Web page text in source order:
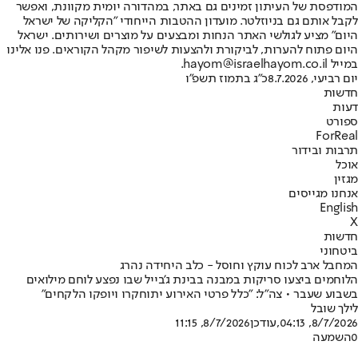
המודפסת של העיתון זמינים גם באתר, במהדורה יומית מקוונת, ואפשר
לקבל אותם גם בניוזלטר. מועדון ההטבות הייחודי "הקליקה של ישראל
היום" מציע לגולשי האתר הנחות ומבצעים על מוצרים ושירותים. ישראל
היום פתוח להערות, לביקורת ולהצעות לשיפור מקהל הקוראים. פנו אלינו
במייל hayom@israelhayom.co.il.
יום רביעי, 8.7.2026
כ"ג בתמוז תשפ"ו
חדשות
דעות
ספורט
ForReal
תרבות ובידור
אוכל
מגזין
אנחנו מגייסים
English
X
חדשות
ביטחוני
המחבל ארב לכוח עוקץ וחוסל - כלב היחידה נהרג
הלוחמים ביצעו סריקות במבנה בבינת ג'בייל שבו נפצע לוחם מילואים
בשבוע שעבר • צה"ל: "כלל פרטי האירוע יתוחקרו ויופקו הלקחים"
לילך שובל
8/7/2026, 04:13
,עודכן8/7/2026, 11:15
0השמעה